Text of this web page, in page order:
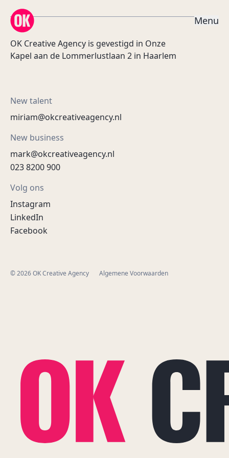
OK Creative Agency
Menu
OK Creative Agency is gevestigd in Onze
Kapel aan de Lommerlustlaan 2 in Haarlem
New talent
miriam@okcreativeagency.nl
New business
mark@okcreativeagency.nl
023 8200 900
Volg ons
Instagram
LinkedIn
Facebook
© 2026 OK Creative Agency Algemene Voorwaarden